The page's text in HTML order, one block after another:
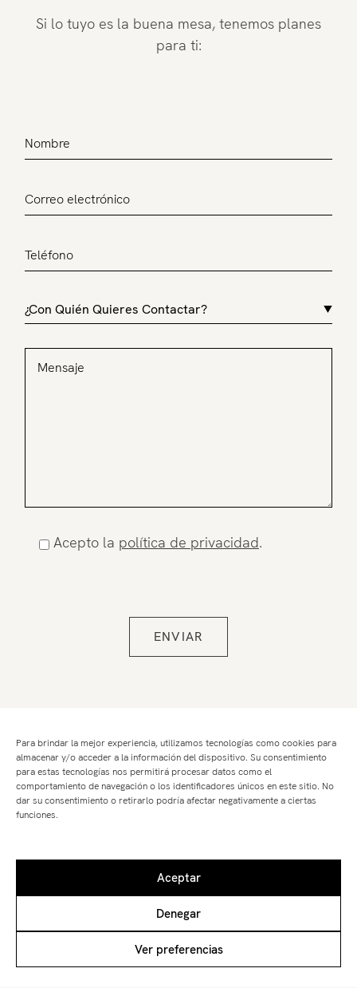
Para brindar la mejor experiencia, utilizamos tecnologías como cookies para
almacenar y/o acceder a la información del dispositivo. Su consentimiento
para estas tecnologías nos permitirá procesar datos como el
comportamiento de navegación o los identificadores únicos en este sitio. No
dar su consentimiento o retirarlo podría afectar negativamente a ciertas
funciones.
Aceptar
Denegar
Ver preferencias
Si lo tuyo es la buena mesa, tenemos planes
para ti:
Acepto la política de privacidad.
info@abacbarcelona.co
Espacio
Experiencias
Reserva
Regala
Equipo